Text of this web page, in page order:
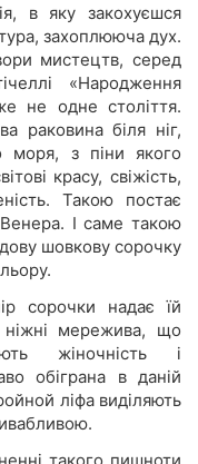
в яку закохуєшся
захоплююча дух.
мистецтв, серед
«Народження
не одне століття.
раковина біля ніг,
моря, з піни якого
красу, свіжість,
Такою постає
І саме такою
шовкову сорочку
сорочки надає їй
ніжні мережива, що
жіночність і
обіграна в даній
ліфа виділяють